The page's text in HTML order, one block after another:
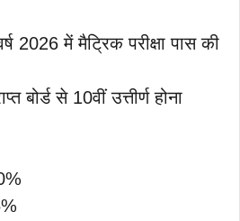
2026 में मैट्रिक परीक्षा पास की
बोर्ड से 10वीं उत्तीर्ण होना